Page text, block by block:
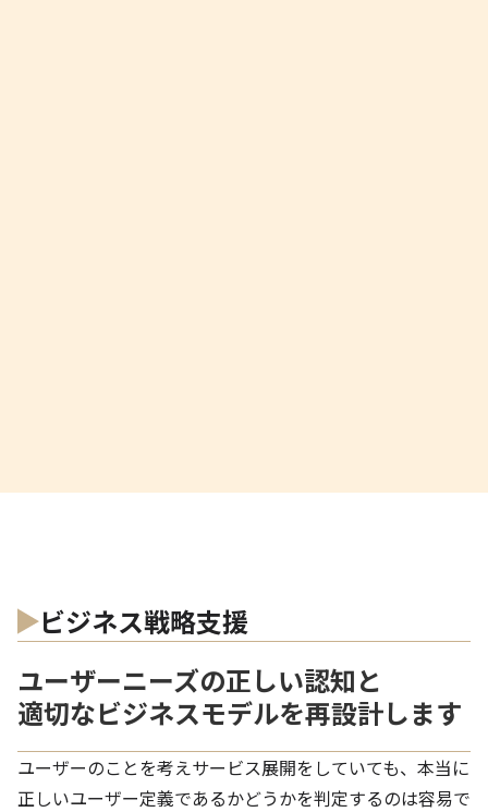
ビジネス戦略支援
ユーザーニーズの正しい認知と
適切なビジネスモデルを再設計します
ユーザーのことを考えサービス展開をしていても、本当に
正しいユーザー定義であるかどうかを判定するのは容易で